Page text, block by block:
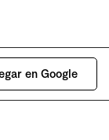
en Google